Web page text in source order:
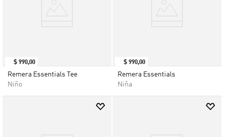
$ 990,00
Remera Essentials Tee
Niño
$ 990,00
Remera Essentials
Niña